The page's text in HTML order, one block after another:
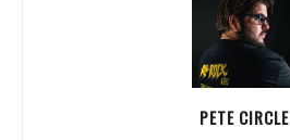
PETE CIRCLE